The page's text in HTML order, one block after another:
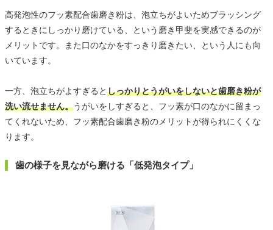
高発泡性のフッ素配合歯磨き粉は、泡立ちがよいためブラッシング
するときにしっかり磨けている、という磨き甲斐を実感できるのが
メリットです。また口のなかをすっきり磨きたい、という人にも向
いています。
一方、泡立ちがよすぎるとしっかりとうがいをしないと歯磨き粉が
洗い流せません。うがいをしすぎると、フッ素が口のなかに留まっ
てくれないため、フッ素配合歯磨き粉のメリットが得られにくくな
ります。
歯の様子を見ながら磨ける「低発泡タイプ」